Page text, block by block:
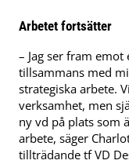
Arbetet fortsätter
– Jag ser fram
tillsammans med
strategiska arbete.
verksamhet, men
ny vd på plats som
arbete, säger
tillträdande tf VD